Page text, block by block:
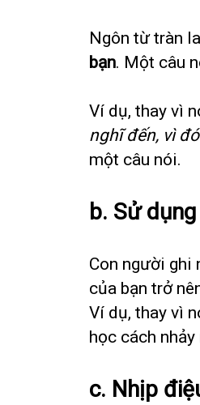
Ngôn từ tràn
bạn. Một câu
Ví dụ, thay vì
nghĩ đến, vì
một câu nói.
b. Sử
Con người ghi
của bạn trở
Ví dụ, thay vì
học cách
c. Nhịp